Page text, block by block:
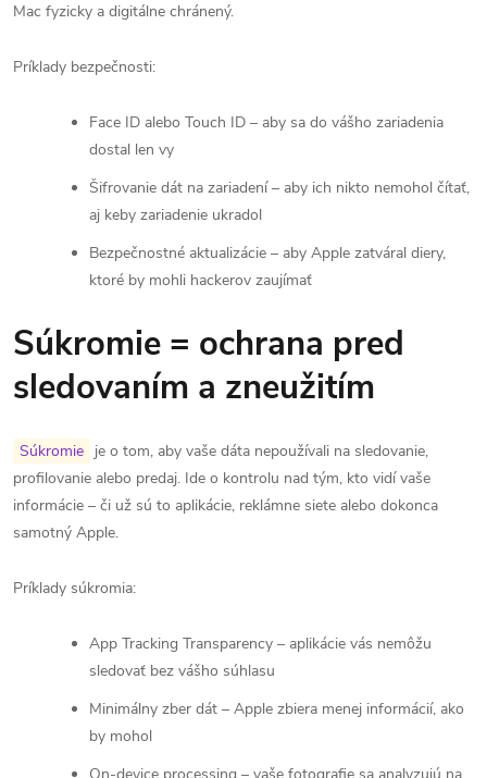
Mac fyzicky a digitálne chránený.
Príklady bezpečnosti:
Face ID alebo Touch ID – aby sa do vášho zariadenia
dostal len vy
Šifrovanie dát na zariadení – aby ich nikto nemohol čítať,
aj keby zariadenie ukradol
Bezpečnostné aktualizácie – aby Apple zatváral diery,
ktoré by mohli hackerov zaujímať
Súkromie = ochrana pred
sledovaním a zneužitím
Súkromie je o tom, aby vaše dáta nepoužívali na sledovanie,
profilovanie alebo predaj. Ide o kontrolu nad tým, kto vidí vaše
informácie – či už sú to aplikácie, reklámne siete alebo dokonca
samotný Apple.
Príklady súkromia:
App Tracking Transparency – aplikácie vás nemôžu
sledovať bez vášho súhlasu
Minimálny zber dát – Apple zbiera menej informácií, ako
by mohol